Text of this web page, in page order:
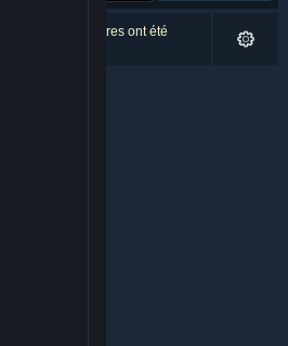
Steam
recherche. 2 titres ont été